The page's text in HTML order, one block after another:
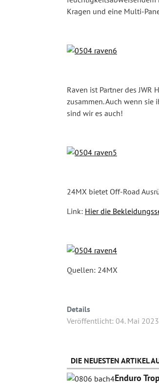
Kragen und eine Multi-
Raven ist Partner des
zusammen. Auch wenn sie
sind wir es auch!
24MX bietet Off-Road
Link: Hier die
Quellen: 24MX
Details
Veröffentlicht: 04. Mai 2023
DIE NEUESTEN ARTIKEL
Enduro